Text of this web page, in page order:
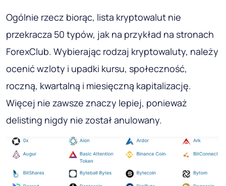
Ogólnie rzecz biorąc, lista kryptowalut nie
przekracza 50 typów, jak na przykład na stronach
ForexClub. Wybierając rodzaj kryptowaluty, należy
ocenić wzloty i upadki kursu, społeczność,
roczną, kwartalną i miesięczną kapitalizację.
Więcej nie zawsze znaczy lepiej, ponieważ
delisting nigdy nie został anulowany.